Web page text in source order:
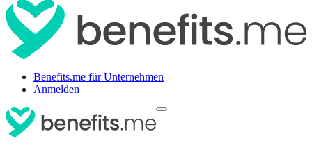
Benefits.me für Unternehmen
Anmelden